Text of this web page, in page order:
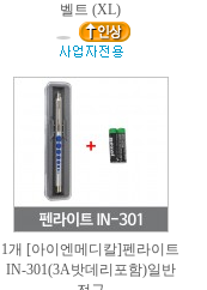
벨트 (XL)
1개 [아이엔메디칼]펜라이트
IN-301(3A밧데리포함)일반